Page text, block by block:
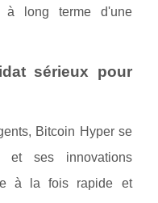
à long terme d'une
sérieux pour
Bitcoin Hyper se
et ses innovations
à la fois rapide et